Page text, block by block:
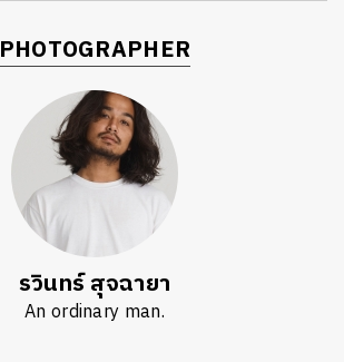
PHOTOGRAPHER
รวินทร์ สุจฉายา
An ordinary man.